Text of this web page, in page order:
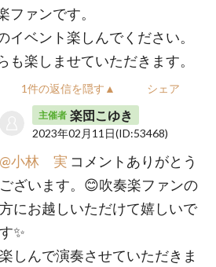
ファンです。
イベント楽しんでください。
も楽しませていただきます。
1件の返信を隠す▲ シェア
主催者 楽団こゆき
2023年02月11日(ID:53468)
@小林 実 コメントありがとう
ございます。😊吹奏楽ファンの
方にお越しいただけて嬉しいで
す✨
楽しんで演奏させていただきま